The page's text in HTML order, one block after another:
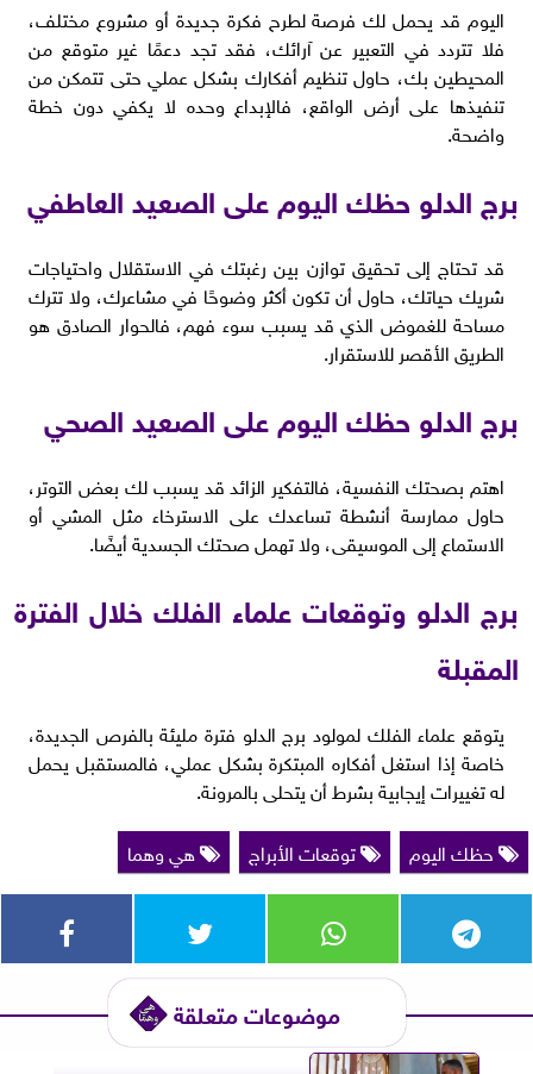
اليوم قد يحمل لك فرصة لطرح فكرة جديدة أو مشروع مختلف،
فلا تتردد في التعبير عن آرائك، فقد تجد دعمًا غير متوقع من
المحيطين بك، حاول تنظيم أفكارك بشكل عملي حتى تتمكن من
تنفيذها على أرض الواقع، فالإبداع وحده لا يكفي دون خطة
واضحة.
برج الدلو حظك اليوم على الصعيد العاطفي
قد تحتاج إلى تحقيق توازن بين رغبتك في الاستقلال واحتياجات
شريك حياتك، حاول أن تكون أكثر وضوحًا في مشاعرك، ولا تترك
مساحة للغموض الذي قد يسبب سوء فهم، فالحوار الصادق هو
الطريق الأقصر للاستقرار.
برج الدلو حظك اليوم على الصعيد الصحي
اهتم بصحتك النفسية، فالتفكير الزائد قد يسبب لك بعض التوتر،
حاول ممارسة أنشطة تساعدك على الاسترخاء مثل المشي أو
الاستماع إلى الموسيقى، ولا تهمل صحتك الجسدية أيضًا.
برج الدلو وتوقعات علماء الفلك خلال الفترة
المقبلة
يتوقع علماء الفلك لمولود برج الدلو فترة مليئة بالفرص الجديدة،
خاصة إذا استغل أفكاره المبتكرة بشكل عملي، فالمستقبل يحمل
له تغييرات إيجابية بشرط أن يتحلى بالمرونة.
حظك اليوم
توقعات الأبراج هي وهما
موضوعات متعلقة